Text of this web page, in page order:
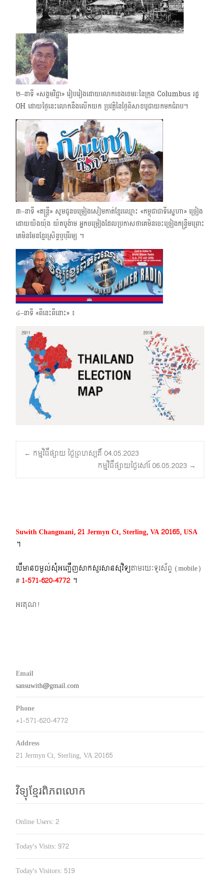
២–នាទី «សង្គមវិជ្ជា» រៀបរៀងដោយលោកខេងខេមរៈនៃក្រុង Columbus រដ្ឋ
OH ដោយថ្ងៃនេះលោកនឹងលើកយក ប្រវត្តិនៃថ្ងៃពិសាខបូជាយកមកជំរាប​។
៣–នាទី «តន្ត្រី» សូមជូនចម្រៀងសៀមកាត់ខ្មែរឈ្មោះ «កម្ពុជាជាទីស្នេហា» ច្រៀង
ដោយយិងយ៉ុង យ៉តបួង៉ាម អ្នកចម្រៀងដែលប្រកាសថាគេមិនចេះច្រៀងកន្ទ្រឹមព្រោះ
គេមិនមែនខ្មែរស្រិន្ទ​ឬ​បុរីរម្យ ។
៤–នាទី «ពីនេះពីនោះ» ៖
Post
navigation
← កម្មវិធីផ្សាយ ថ្ងៃព្រហស្បតិ៍ 04.05.2023
កម្មវិធីផ្សាយថ្ងៃសៅរ៍ 06.05.2023 →
Suwith Changmani, 21 Jermyn Ct, Sterling, VA 20165, USA
។​
បើមានចម្ងល់​សុំអញ្ជើញសាកសួរសានសុវិទ្យតាមរយៈទូរស័ព្ទ​ (mobile)​
# 1-571-620-4772​ ។
អរគុណ!
Email
sansuwith@gmail.com
Phone
+1-571-620-4772
Address
21 Jermyn Ct, Sterling, VA 20165
វិទ្យុខ្មែរពិភពលោក
Online Users: 2
Today's Visits: 972
Today's Visitors: 519